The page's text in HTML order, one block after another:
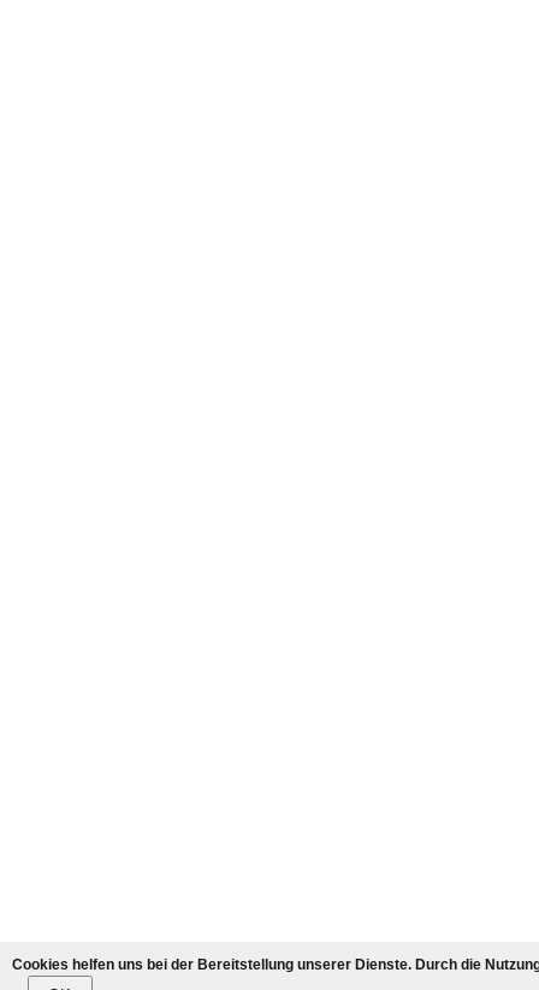
Cookies helfen uns bei der Bereitstellung unserer Dienste. Durch die